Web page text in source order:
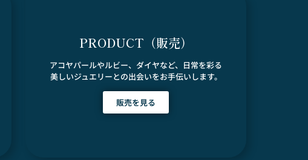
PRODUCT（販売）
アコヤパールやルビー、ダイヤなど、日常を彩る
美しいジュエリーとの出会いをお手伝いします。
販売を見る